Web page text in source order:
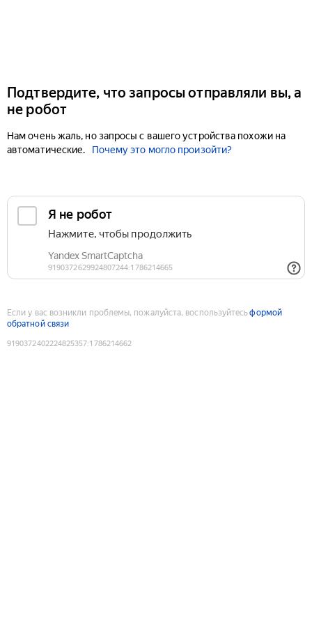
Подтвердите, что запросы отправляли вы, а
не робот
Нам очень жаль, но запросы с вашего устройства похожи на
автоматические.
Почему это могло произойти?
Если у вас возникли проблемы, пожалуйста, воспользуйтесьформой
обратной связи
9190372402224825357:1786214662